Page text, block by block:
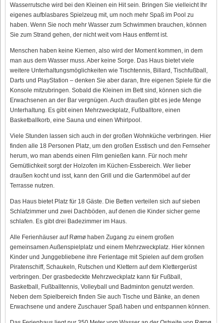
Wasserrutsche wird bei den Kleinen ein Hit sein. Bringen Sie vielleicht Ihr
eigenes aufblasbares Spielzeug mit, um noch mehr Spaß im Pool zu
haben. Wenn Sie noch mehr Wasser zum Schwimmen brauchen, können
Sie zum Strand gehen, der nicht weit vom Haus entfernt ist.
Menschen haben keine Kiemen, also wird der Moment kommen, in dem
man aus dem Wasser muss. Aber keine Sorge. Das Haus bietet viele
weitere Unterhaltungsmöglichkeiten wie Tischtennis, Billard, Tischfußball,
Darts und PlayStation – denken Sie aber daran, Ihre eigenen Spiele für die
Konsole mitzubringen. Sobald die Kleinen im Bett sind, können sich die
Erwachsenen an der Bar vergnügen. Auch draußen gibt es jede Menge
Unterhaltung. Es gibt einen Mehrzweckplatz, Fußballtore, einen
Basketballkorb, eine Sauna und einen Whirlpool.
Viele Stunden lassen sich auch in der großen Wohnküche verbringen. Hier
finden alle 18 Personen Platz, um den großen Esstisch und den Fernseher
herum, wo man abends einen Film genießen kann. Für noch mehr
Gemütlichkeit sorgt der Holzofen im Küchen-Essbereich. Wer lieber
draußen kocht und isst, kann den Grill und die Gartenmöbel auf der
Terrasse nutzen.
Das Haus bietet Platz für 18 Gäste. Die Betten verteilen sich auf sieben
Schlafzimmer und zwei Dachböden, auf denen die Kinder sicher gerne
schlafen. Es gibt drei Badezimmer im Haus.
Alle Ferienhäuser auf Rømø haben Zugang zu einem großen
gemeinsamen Außenspielplatz und einem Mehrzweckplatz. Hier können
Kinder und Junggebliebene ihre Ferientage mit Spielen auf dem großen
Piratenschiff, Schaukeln, Rutschen und Klettern auf dem Klettergerüst
verbringen. Der grasbedeckte Mehrzweckplatz kann für Fußball,
Basketball, Fußballtennis, Volleyball und Badminton genutzt werden.
Neben dem Spielbereich finden Sie auch Tische und Bänke, an denen
Erwachsene und andere Zuschauer Spaß haben und entspannen können.